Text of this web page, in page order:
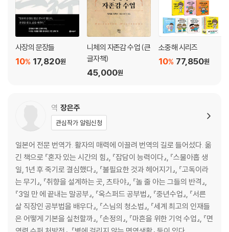
떠날 수 있는 용기
자유롭게 그러나 현실적으로
우울한 세상을 지나가는 법
책은 모든 것을 말해준다
과거에서 오늘의 답을 찾아라
능력보다 중요한 자기 기대감
5. 누구에게도 휘둘리지 않는 내가 되기 위하여
한계를 알아야 가능성도 알 수 있다
풍부해진 감정을 이용하라
이해해야 이해받는다
언제든 자신을 돌아볼 수 있는 의식을 가져라
익숙한 것과 단절하라
나쁜 감정도 에너지로 바꿀 수 있다
혼자인 시간을 피할수록 더 외로워진다
사장의 문장들
17,820원
10%
니체의 자존감 수업 (큰
글자책)
45,000원
소중해 시리즈
77,850원
10%
역 장은주
관심작가 알림신청
일본어 전문 번역가. 활자의 매력에 이끌려 번역의 길로 들어섰다. 옮
긴 책으로 『혼자 있는 시간의 힘』, 『잡담이 능력이다』, 『스물아홉 생
일, 1년 후 죽기로 결심했다』, 『불필요한 것과 헤어지기』, 『고독이라
는 무기』, 『취향을 설계하는 곳, 츠타야』, 『놀 줄 아는 그들의 반격』,
『3일 만 에 끝내는 말공부』, 『옥스퍼드 공부법』, 『중년수업』, 『서른
살 직장인 공부법을 배우다』, 『스님의 청소법』, 『세계 최고의 인재들
은 어떻게 기본을 실천할까』, 『손정의』, 『마흔을 위한 기억 수업』, 『면